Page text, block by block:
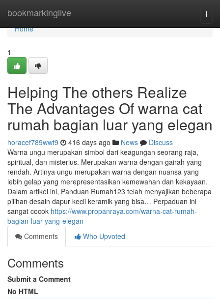
bookmarkinglive
Home
Home
1
Helping The others Realize
The Advantages Of warna cat
rumah bagian luar yang elegan
horacef789wwt9 416 days ago News
Discuss
Warna ungu merupakan simbol dari keagungan seorang raja,
spiritual, dan misterius. Merupakan warna dengan gairah yang
rendah. Artinya ungu merupakan warna dengan nuansa yang
lebih gelap yang merepresentasikan kemewahan dan kekayaan.
Dalam artikel ini, Panduan Rumah123 telah menyajikan beberapa
pilihan desain dapur kecil keramik yang bisa… Perpaduan ini
sangat cocok https://www.propanraya.com/warna-cat-rumah-
bagian-luar-yang-elegan
Comments
Who Upvoted
Comments
Submit a Comment
No HTML